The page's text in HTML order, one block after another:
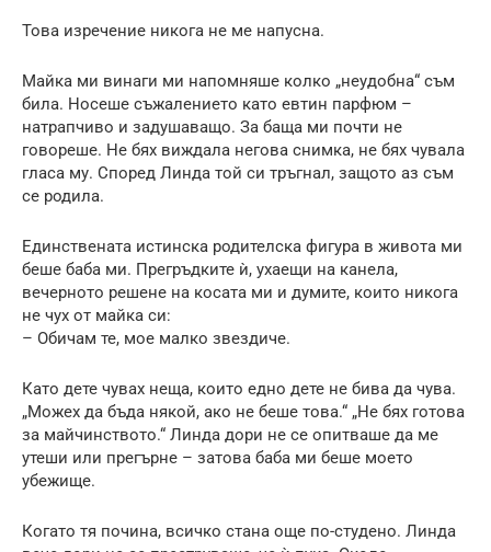
Това изречение никога не ме напусна.
Майка ми винаги ми напомняше колко „неудобна“ съм
била. Носеше съжалението като евтин парфюм –
натрапчиво и задушаващо. За баща ми почти не
говореше. Не бях виждала негова снимка, не бях чувала
гласа му. Според Линда той си тръгнал, защото аз съм
се родила.
Единствената истинска родителска фигура в живота ми
беше баба ми. Прегръдките ѝ, ухаещи на канела,
вечерното решене на косата ми и думите, които никога
не чух от майка си:
– Обичам те, мое малко звездиче.
Като дете чувах неща, които едно дете не бива да чува.
„Можех да бъда някой, ако не беше това.“ „Не бях готова
за майчинството.“ Линда дори не се опитваше да ме
утеши или прегърне – затова баба ми беше моето
убежище.
Когато тя почина, всичко стана още по-студено. Линда